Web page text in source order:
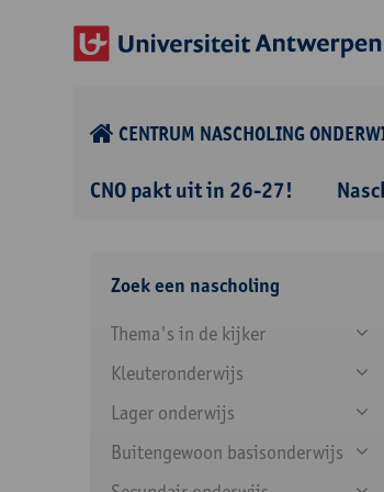
CENTRUM NASCHOLING
CNO pakt uit in 26-27!
Zoek een nascholing
Thema's in de kijker
Kleuteronderwijs
Lager onderwijs
Buitengewoon basisonderwijs